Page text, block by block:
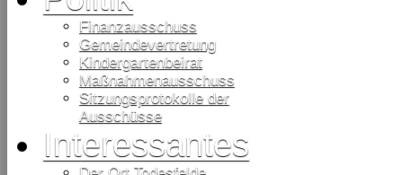
Finanzausschuss
Gemeindevertretung
Kindergartenbeirat
Maßnahmenausschuss
Sitzungsprotokolle der
Ausschüsse
Interessantes